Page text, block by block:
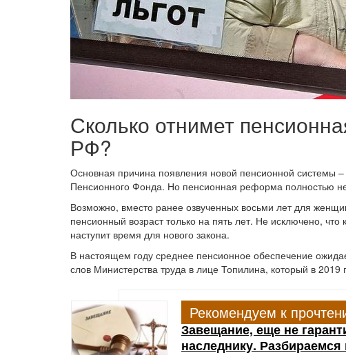
Сколько отнимет
РФ?
Основная причина появления новой пенсионной системы
Пенсионного Фонда. Но пенсионная реформа полностью
Возможно, вместо ранее озвученных восьми лет для
пенсионный возраст только на пять лет. Не исключено, что
наступит время для нового закона.
В настоящем году среднее пенсионное обеспечение
слов Министерства труда в лице Топилина, который в
Рекомендуем к
Завещание, еще не
наследнику. Разбираемся